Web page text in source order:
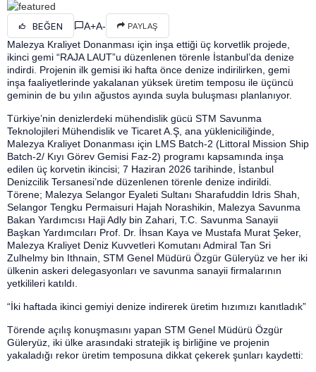
BEĞEN A+A- PAYLAŞ
Malezya Kraliyet Donanması için inşa ettiği üç korvetlik projede,
ikinci gemi “RAJA LAUT”u düzenlenen törenle İstanbul’da denize
indirdi. Projenin ilk gemisi iki hafta önce denize indirilirken, gemi
inşa faaliyetlerinde yakalanan yüksek üretim temposu ile üçüncü
geminin de bu yılın ağustos ayında suyla buluşması planlanıyor.
Türkiye’nin denizlerdeki mühendislik gücü STM Savunma
Teknolojileri Mühendislik ve Ticaret A.Ş, ana yükleniciliğinde,
Malezya Kraliyet Donanması için LMS Batch-2 (Littoral Mission Ship
Batch-2/ Kıyı Görev Gemisi Faz-2) programı kapsamında inşa
edilen üç korvetin ikincisi; 7 Haziran 2026 tarihinde, İstanbul
Denizcilik Tersanesi’nde düzenlenen törenle denize indirildi.
Törene; Malezya Selangor Eyaleti Sultanı Sharafuddin Idris Shah,
Selangor Tengku Permaisuri Hajah Norashikin, Malezya Savunma
Bakan Yardımcısı Haji Adly bin Zahari, T.C. Savunma Sanayii
Başkan Yardımcıları Prof. Dr. İhsan Kaya ve Mustafa Murat Şeker,
Malezya Kraliyet Deniz Kuvvetleri Komutanı Admiral Tan Sri
Zulhelmy bin Ithnain, STM Genel Müdürü Özgür Güleryüz ve her iki
ülkenin askeri delegasyonları ve savunma sanayii firmalarının
yetkilileri katıldı.
“İki haftada ikinci gemiyi denize indirerek üretim hızımızı kanıtladık”
Törende açılış konuşmasını yapan STM Genel Müdürü Özgür
Güleryüz, iki ülke arasındaki stratejik iş birliğine ve projenin
yakaladığı rekor üretim temposuna dikkat çekerek şunları kaydetti: